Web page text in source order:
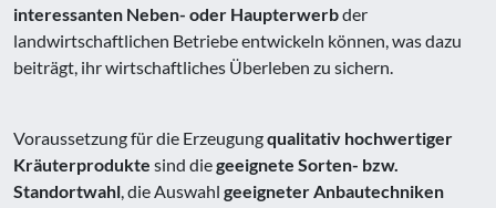
interessanten Neben- oder Haupterwerbder
landwirtschaftlichen Betriebe entwickeln können, was dazu
beiträgt, ihr wirtschaftliches Überleben zu sichern.
Voraussetzung für die Erzeugungqualitativ hochwertiger
Kräuterprodukte sind diegeeignete Sorten- bzw.
Standortwahl, die Auswahl geeigneter Anbautechniken